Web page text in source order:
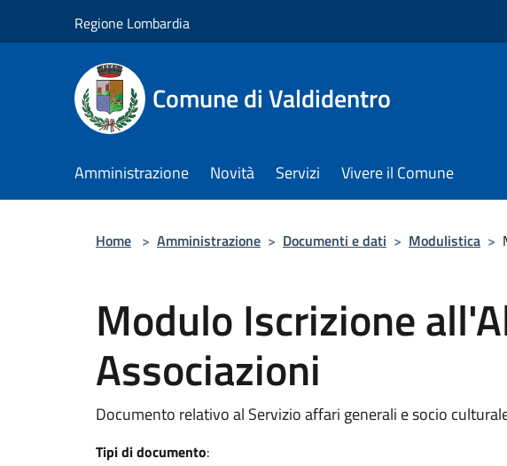
Regione Lombardia
Comune di Valdidentro
Amministrazione Novità Servizi Vivere il Comune
Home > Amministrazione > Documenti e dati > Modulistica >
Modulo Iscrizione
Associazioni
Documento relativo al Servizio affari generali e socio
Tipi di documento: